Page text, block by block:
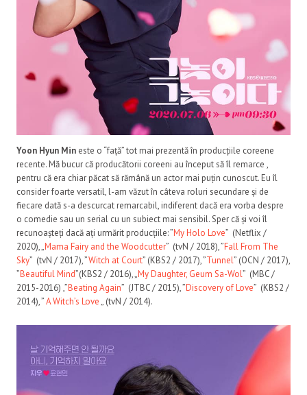
Yoon Hyun Min este o “față” tot mai prezentă în producțiile coreene
recente. Mă bucur că producătorii coreeni au început să îl remarce ,
pentru că era chiar păcat să rămână un actor mai puțin cunoscut. Eu îl
consider foarte versatil, l-am văzut în câteva roluri secundare și de
fiecare dată s-a descurcat remarcabil, indiferent dacă era vorba despre
o comedie sau un serial cu un subiect mai sensibil. Sper că și voi îl
recunoașteți dacă ați urmărit producțiile: ”My Holo Love” (Netflix /
2020), „Mama Fairy and the Woodcutter” (tvN / 2018), ”Fall From The
Sky” (tvN / 2017), ”Witch at Court” (KBS2 / 2017), ”Tunnel” (OCN / 2017),
”Beautiful Mind”(KBS2 / 2016), „My Daughter, Geum Sa-Wol” (MBC /
2015-2016) ,”Beating Again” (JTBC / 2015), ”Discovery of Love” (KBS2 /
2014), ”A Witch’s Love„ (tvN / 2014).